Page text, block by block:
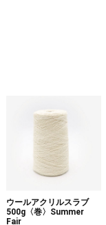
ウールアクリルスラブ
500g〈巻〉Summer
Fair